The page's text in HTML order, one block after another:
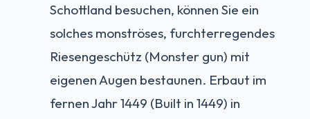
Schottland besuchen, können Sie ein
solches monströses, furchterregendes
Riesengeschütz (Monster gun) mit
eigenen Augen bestaunen. Erbaut im
fernen Jahr 1449 (Built in 1449) in